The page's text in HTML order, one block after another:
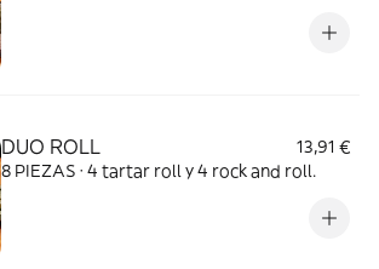
DUO ROLL
13,91 €
8 PIEZAS · 4 tartar roll y 4 rock and roll.